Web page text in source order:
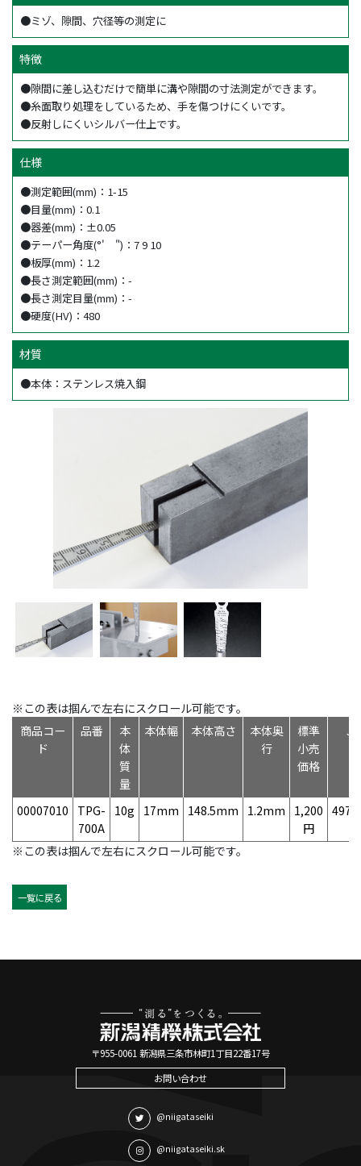
●ミゾ、隙間、穴径等の測定に
特徴
●隙間に差し込むだけで簡単に溝や隙間の寸法測定ができます。
●糸面取り処理をしているため、手を傷つけにくいです。
●反射しにくいシルバー仕上です。
仕様
●測定範囲(mm)：1-15
●目量(mm)：0.1
●器差(mm)：±0.05
●テーパー角度(°' ")：7 9 10
●板厚(mm)：1.2
●長さ測定範囲(mm)：-
●長さ測定目量(mm)：-
●硬度(HV)：480
材質
●本体：ステンレス焼入鋼
※この表は掴んで左右にスクロール可能です。
商品コー
ド
品番
本
体
質
量
本体幅 本体高さ
本体奥
行
標準
小売
価格
00007010
TPG-
700A
10g 17mm 148.5mm 1.2mm
1,200
円
※この表は掴んで左右にスクロール可能です。
一覧に戻る
〒955-0061 新潟県三条市林町1丁目22番17号
お問い合わせ
@niigataseiki
@niigataseiki.sk